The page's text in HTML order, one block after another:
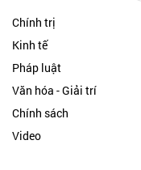
Chính trị
Kinh tế
Pháp luật
Văn hóa - Giải trí
Chính sách
Video